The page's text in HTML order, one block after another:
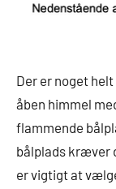
Der er noget
åben himmel
flammende
bålplads kræver
er vigtigt at